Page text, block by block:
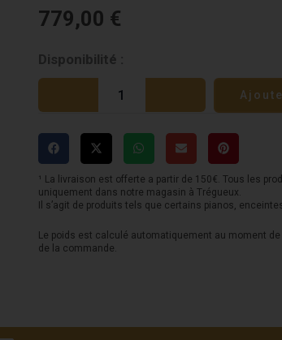
779,00 €
Disponibilité :
quantité
de
DXR12
MKII
¹ La livraison est offerte a partir de 150€. Tous les
uniquement dans notre magasin à Trégueux.
Il s’agit de produits tels que certains pianos,
Le poids est calculé automatiquement au moment
de la commande.